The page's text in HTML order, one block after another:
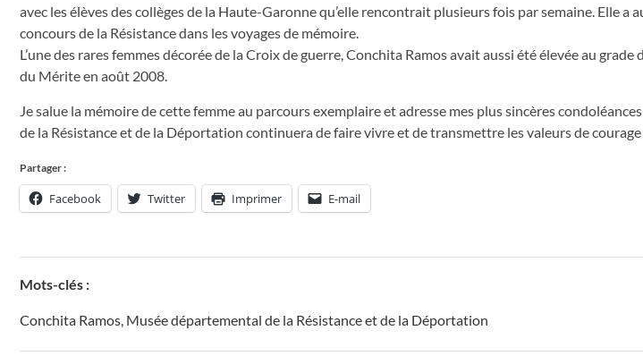
avec les élèves des collèges de la Haute-Garonne qu’elle rencontrait plusieurs fois par semaine. Elle a
concours de la Résistance dans les voyages de mémoire.
L’une des rares femmes décorée de la Croix de guerre, Conchita Ramos avait aussi été élevée au
du Mérite en août 2008.
Je salue la mémoire de cette femme au parcours exemplaire et adresse mes plus sincères
de la Résistance et de la Déportation continuera de faire vivre et de transmettre les valeurs de courage
Partager :
Facebook Twitter Imprimer E-mail
Mots-clés :
Conchita Ramos, Musée départemental de la Résistance et de la Déportation